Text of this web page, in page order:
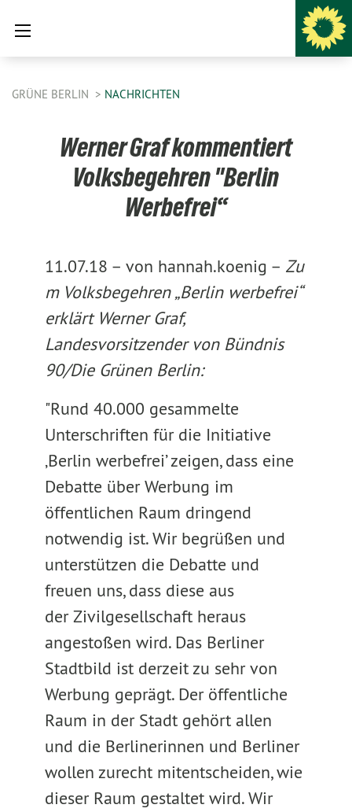
GRÜNE BERLIN NACHRICHTEN
Werner Graf kommentiert
Volksbegehren "Berlin
Werbefrei“
11.07.18 – von hannah.koenig – Zu
m Volksbegehren „Berlin werbefrei“
erklärt Werner Graf,
Landesvorsitzender von Bündnis
90/Die Grünen Berlin:
"Rund 40.000 gesammelte
Unterschriften für die Initiative
‚Berlin werbefrei’ zeigen, dass eine
Debatte über Werbung im
öffentlichen Raum dringend
notwendig ist. Wir begrüßen und
unterstützen die Debatte und
freuen uns, dass diese aus
der Zivilgesellschaft heraus
angestoßen wird. Das Berliner
Stadtbild ist derzeit zu sehr von
Werbung geprägt. Der öffentliche
Raum in der Stadt gehört allen
und die Berlinerinnen und Berliner
wollen zurecht mitentscheiden, wie
dieser Raum gestaltet wird. Wir